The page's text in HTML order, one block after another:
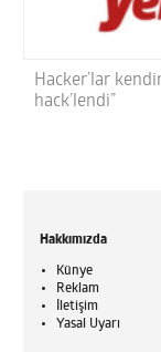
Hacker’lar
hack’lendi”
Hakkımızda
Künye
Reklam
İletişim
Yasal Uyarı